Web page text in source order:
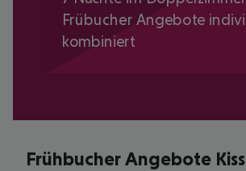
Frübucher Angebote
kombiniert
Frühbucher Angebote